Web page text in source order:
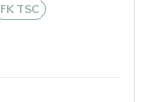
FK TSC